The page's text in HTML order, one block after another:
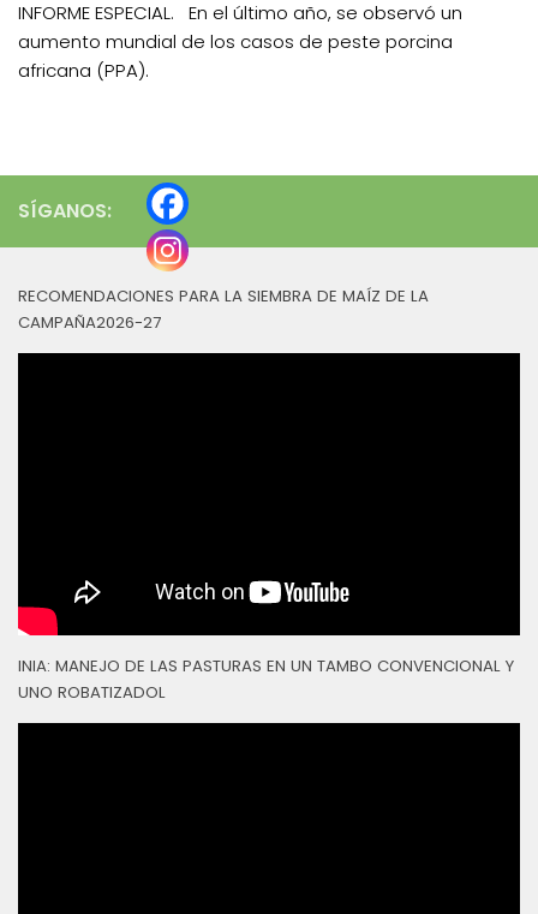
INFORME ESPECIAL. En el último año, se observó un
aumento mundial de los casos de peste porcina
africana (PPA).
SÍGANOS:
RECOMENDACIONES PARA LA SIEMBRA DE MAÍZ DE LA
CAMPAÑA2026-27
INIA: MANEJO DE LAS PASTURAS EN UN TAMBO CONVENCIONAL Y
UNO ROBATIZADOL